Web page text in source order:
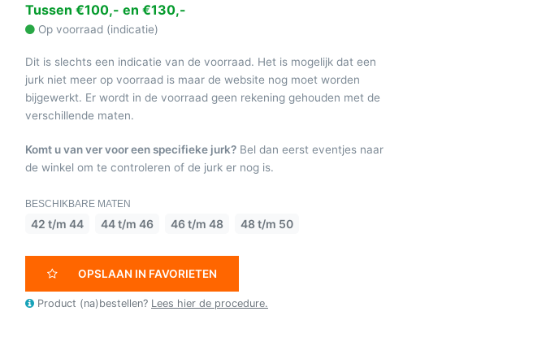
Tussen €100,- en €130,-
Op voorraad (indicatie)
Dit is slechts een indicatie van de voorraad. Het is mogelijk dat een
jurk niet meer op voorraad is maar de website nog moet worden
bijgewerkt. Er wordt in de voorraad geen rekening gehouden met de
verschillende maten.
Komt u van ver voor een specifieke jurk? Bel dan eerst eventjes naar
de winkel om te controleren of de jurk er nog is.
BESCHIKBARE MATEN
42 t/m 44 44 t/m 46 46 t/m 48 48 t/m 50
OPSLAAN IN FAVORIETEN
Product (na)bestellen? Lees hier de procedure.